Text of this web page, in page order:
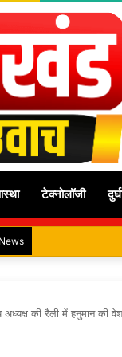
टेक्नोलॉजी
अध्यक्ष की रैली में हनुमान